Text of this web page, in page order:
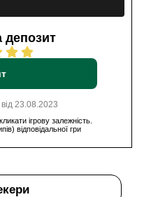
депозит
23.08.2023
ігрову залежність.
відповідальної гри